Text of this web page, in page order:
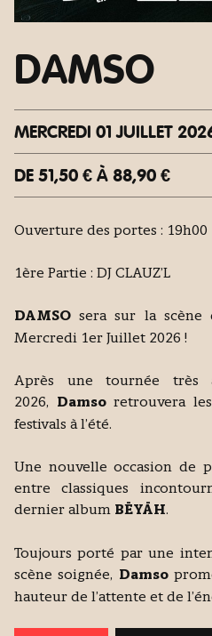
DAMSO
MERCREDI 01 JUILLET
DE 51,50 € À 88,90 €
Ouverture des portes : 19h00
1ère Partie : DJ CLAUZ’L
DAMSO sera sur la scène
Mercredi 1er Juillet 2026 !
Après une tournée très
2026, Damsoretrouvera les
festivals à l’été.
Une nouvelle occasion de
entre classiques
dernier album BĒYĀH.
Toujours porté par une
scène soignée, Damso
hauteur de l’attente et de